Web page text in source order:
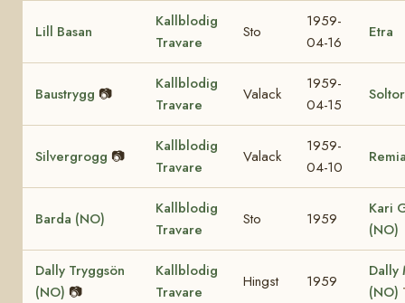
Lill Basan
Kallblodig
Travare
Sto
1959-
04-16
Etra
Baustrygg 📷
Kallblodig
Travare
Valack
1959-
04-15
Silvergrogg 📷
Kallblodig
Travare
Valack
1959-
04-10
Barda (NO)
Kallblodig
Travare
Sto 1959
Kari
(NO)
Dally Tryggsön
(NO) 📷
Kallblodig
Travare
Hingst 1959
Dally
(NO)